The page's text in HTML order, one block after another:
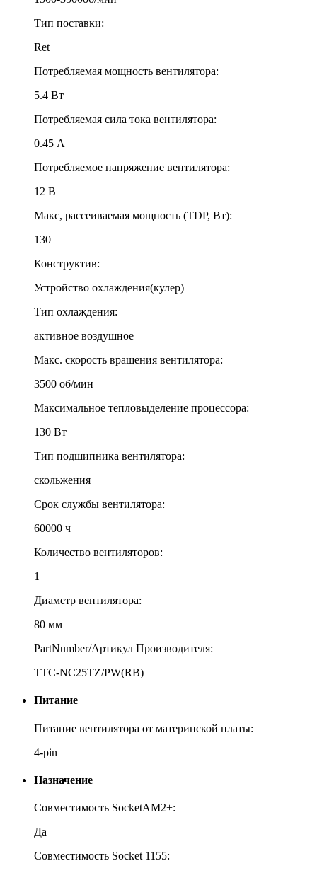
Тип поставки:
Ret
Потребляемая мощность вентилятора:
5.4 Вт
Потребляемая сила тока вентилятора:
0.45 A
Потребляемое напряжение вентилятора:
12 В
Макс, рассеиваемая мощность (TDP, Вт):
130
Конструктив:
Устройство охлаждения(кулер)
Тип охлаждения:
активное воздушное
Макс. скорость вращения вентилятора:
3500 об/мин
Максимальное тепловыделение процессора:
130 Вт
Тип подшипника вентилятора:
скольжения
Срок службы вентилятора:
60000 ч
Количество вентиляторов:
1
Диаметр вентилятора:
80 мм
PartNumber/Артикул Производителя:
TTC-NC25TZ/PW(RB)
Питание
Питание вентилятора от материнской платы:
4-pin
Назначение
Совместимость SocketAM2+:
Да
Совместимость Socket 1155: